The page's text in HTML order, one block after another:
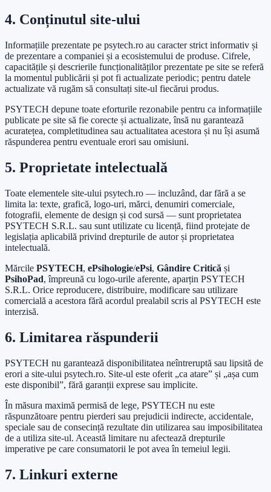
4. Conținutul site-ului
Informațiile prezentate pe psytech.ro au caracter strict informativ și
de prezentare a companiei și a ecosistemului de produse. Cifrele,
capacitățile și descrierile funcționalităților prezentate pe site se referă
la momentul publicării și pot fi actualizate periodic; pentru datele
actualizate vă rugăm să consultați site-ul fiecărui produs.
PSYTECH depune toate eforturile rezonabile pentru ca informațiile
publicate pe site să fie corecte și actualizate, însă nu garantează
acuratețea, completitudinea sau actualitatea acestora și nu își asumă
răspunderea pentru eventuale erori sau omisiuni.
5. Proprietate intelectuală
Toate elementele site-ului psytech.ro — incluzând, dar fără a se
limita la: texte, grafică, logo-uri, mărci, denumiri comerciale,
fotografii, elemente de design și cod sursă — sunt proprietatea
PSYTECH S.R.L. sau sunt utilizate cu licență, fiind protejate de
legislația aplicabilă privind drepturile de autor și proprietatea
intelectuală.
Mărcile PSYTECH, ePsihologie/ePsi, Gândire Critică și
PsihoPad, împreună cu logo-urile aferente, aparțin PSYTECH
S.R.L. Orice reproducere, distribuire, modificare sau utilizare
comercială a acestora fără acordul prealabil scris al PSYTECH este
interzisă.
6. Limitarea răspunderii
PSYTECH nu garantează disponibilitatea neîntreruptă sau lipsită de
erori a site-ului psytech.ro. Site-ul este oferit „ca atare” și „așa cum
este disponibil”, fără garanții exprese sau implicite.
În măsura maximă permisă de lege, PSYTECH nu este
răspunzătoare pentru pierderi sau prejudicii indirecte, accidentale,
speciale sau de consecință rezultate din utilizarea sau imposibilitatea
de a utiliza site-ul. Această limitare nu afectează drepturile
imperative pe care consumatorii le pot avea în temeiul legii.
7. Linkuri externe